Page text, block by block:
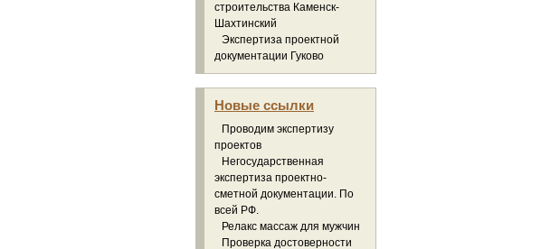
строительства Каменск-
Шахтинский
Экспертиза проектной
документации Гуково
Новые ссылки
Проводим экспертизу
проектов
Негосударственная
экспертиза проектно-
сметной документации. По
всей РФ.
Релакс массаж для мужчин
Проверка достоверности